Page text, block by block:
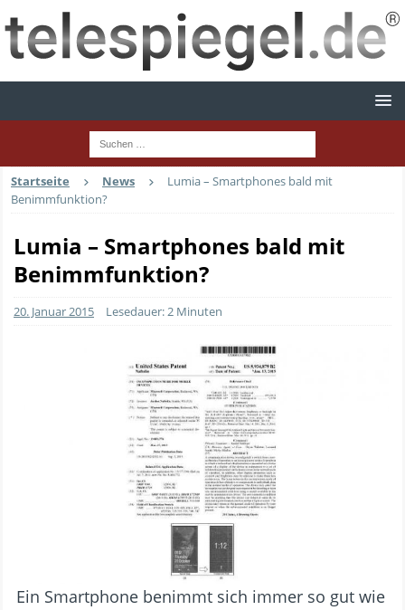
Startseite News
Lumia – Smartphones bald mit
Benimmfunktion?
Lumia – Smartphones bald mit
Benimmfunktion?
20. Januar 2015 Lesedauer: 2 Minuten
Ein Smartphone benimmt sich immer so gut wie